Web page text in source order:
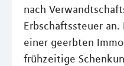
nach
Erbschaftssteuer
einer geerbten
frühzeitige